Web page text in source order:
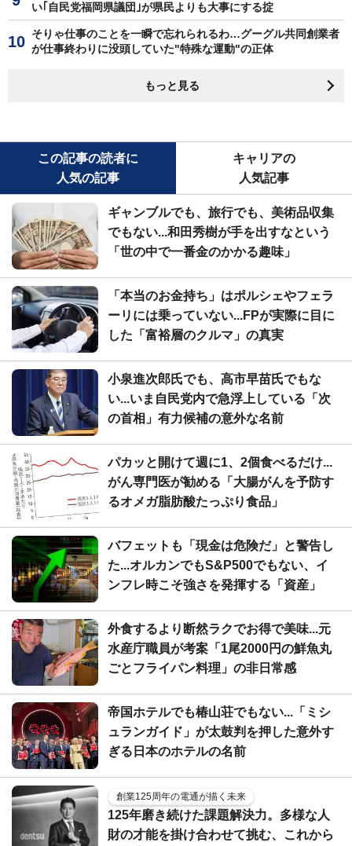
い｢自民党福岡県議団｣が県民よりも大事にする掟
そりゃ仕事のことを一瞬で忘れられるわ…グーグル共同創業者
が仕事終わりに没頭していた"特殊な運動"の正体
もっと見る
この記事の読者に
人気の記事
キャリアの
人気記事
ギャンブルでも、旅行でも、美術品収集
でもない...和田秀樹が手を出すなという
「世の中で一番金のかかる趣味」
「本当のお金持ち」はポルシェやフェラ
ーリには乗っていない...FPが実際に目に
した「富裕層のクルマ」の真実
小泉進次郎氏でも、高市早苗氏でもな
い...いま自民党内で急浮上している「次
の首相」有力候補の意外な名前
パカッと開けて週に1、2個食べるだけ...
がん専門医が勧める「大腸がんを予防す
るオメガ脂肪酸たっぷり食品」
バフェットも「現金は危険だ」と警告し
た...オルカンでもS&P500でもない、イ
ンフレ時こそ強さを発揮する「資産」
外食するより断然ラクでお得で美味...元
水産庁職員が考案「1尾2000円の鮮魚丸
ごとフライパン料理」の非日常感
帝国ホテルでも椿山荘でもない...「ミシ
ュランガイド」が太鼓判を押した意外す
ぎる日本のホテルの名前
創業125周年の電通が描く未来
125年磨き続けた課題解決力。多様な人
財の才能を掛け合わせて挑む、これから